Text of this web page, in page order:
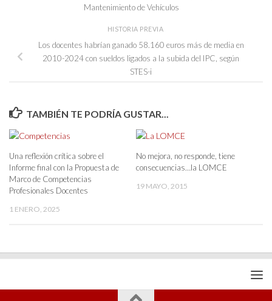
Mantenimiento de Vehículos
HISTORIA PREVIA
Los docentes habrían ganado 58.160 euros más de media en
2010-2024 con sueldos ligados a la subida del IPC, según
STES-i
TAMBIÉN TE PODRÍA GUSTAR...
Una reflexión crítica sobre el
Informe final con la Propuesta de
Marco de Competencias
Profesionales Docentes
1 ENERO, 2025
No mejora, no responde, tiene
consecuencias…la LOMCE
19 MAYO, 2015